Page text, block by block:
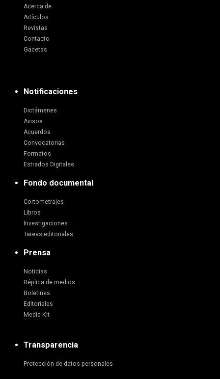
Acerca de
Artículos
Revistas
Contacto
Gacetas
Notificaciones
Dictámenes
Avisos
Acuerdos
Convocatorias
Formatos
Estrados Digitales
Fondo documental
Cortometrajes
Libros
Investigaciones
Tareas editoriales
Prensa
Noticias
Réplica de medios
Boletines
Editoriales
Media Kit
Transparencia
Protección de datos personales